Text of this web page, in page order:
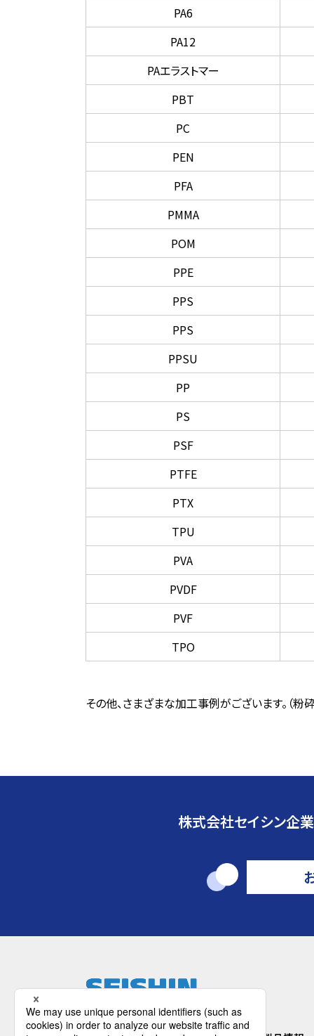
PA6
PA12
PAエラストマー
PBT
PC
PEN
PFA
PMMA
POM
PPE
PPS
PPS
PPSU
PP
PS
PSF
PTFE
PTX
TPU
PVA
PVDF
PVF
TPO
その他、さまざまな加工事例がございます。（粉
株式会社セイシン企